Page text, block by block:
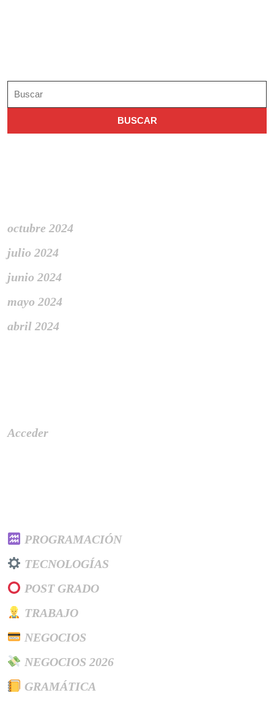
octubre 2024
julio 2024
junio 2024
mayo 2024
abril 2024
Acceder
PROGRAMACIÓN
TECNOLOGÍAS
POST GRADO
TRABAJO
NEGOCIOS
NEGOCIOS 2026
GRAMÁTICA